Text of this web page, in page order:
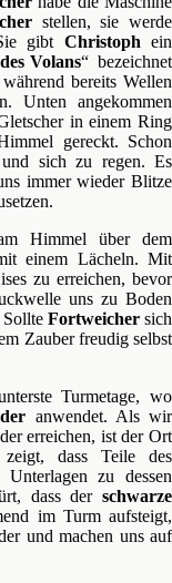
stellen, sie werde
gibt Christoph ein
Volans“ bezeichnet
bereits Wellen
Unten angekommen
in einem Ring
gereckt. Schon
sich zu regen. Es
immer wieder Blitze
Himmel über dem
einem Lächeln. Mit
zu erreichen, bevor
uns zu Boden
Sollte Fortweichersich
Zauber freudig selbst
Turmetage, wo
anwendet. Als wir
erreichen, ist der Ort
zeigt, dass Teile des
zu dessen
dass derschwarze
im Turm aufsteigt,
und machen uns auf